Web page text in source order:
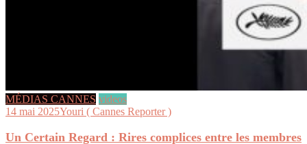
MÉDIAS CANNES videos
14 mai 2025Youri ( Cannes Reporter )
Un Certain Regard : Rires complices entre les membres